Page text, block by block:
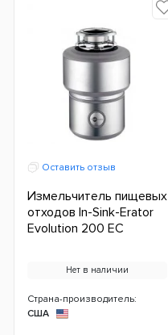
Оставить отзыв
Измельчитель пищевых
отходов In-Sink-Erator
Evolution 200 ЕС
Нет в наличии
Страна-производитель:
США